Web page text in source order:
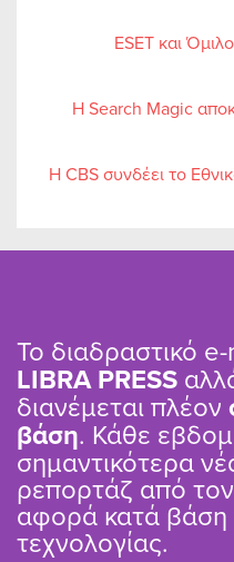
ESET και
Η Search Magic
Η CBS συνδέει το
Το διαδραστικό
LIBRA PRESS
διανέμεται πλέον
βάση. Κάθε
σημαντικότερα
ρεπορτάζ από
αφορά κατά βάση
τεχνολογίας.